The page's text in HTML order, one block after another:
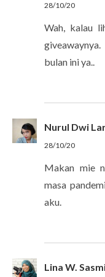
28/10/20
Wah, kalau
bulan ini ya..
Nurul Dwi
28/10/20
Makan mie
masa
aku.
Lina W.